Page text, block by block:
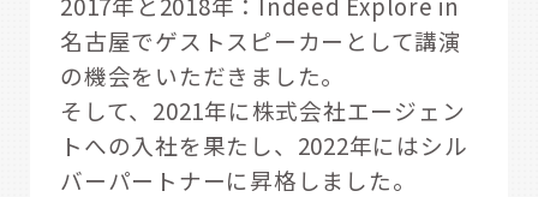
名古屋でゲストスピーカーとして講演
の機会をいただきました。
そして、2021年に株式会社エージェン
トへの入社を果たし、2022年にはシル
バーパートナーに昇格しました。